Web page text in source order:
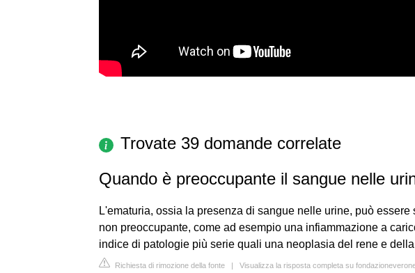
Trovate 39 domande correlate
Quando è preoccupante il sangue nelle
L'ematuria, ossia la presenza di sangue nelle urine, può
non preoccupante, come ad esempio una infiammazione a
indice di patologie più serie quali una neoplasia del rene e
Richiesta di rimozione della fonte | Visualizza la risposta completa su